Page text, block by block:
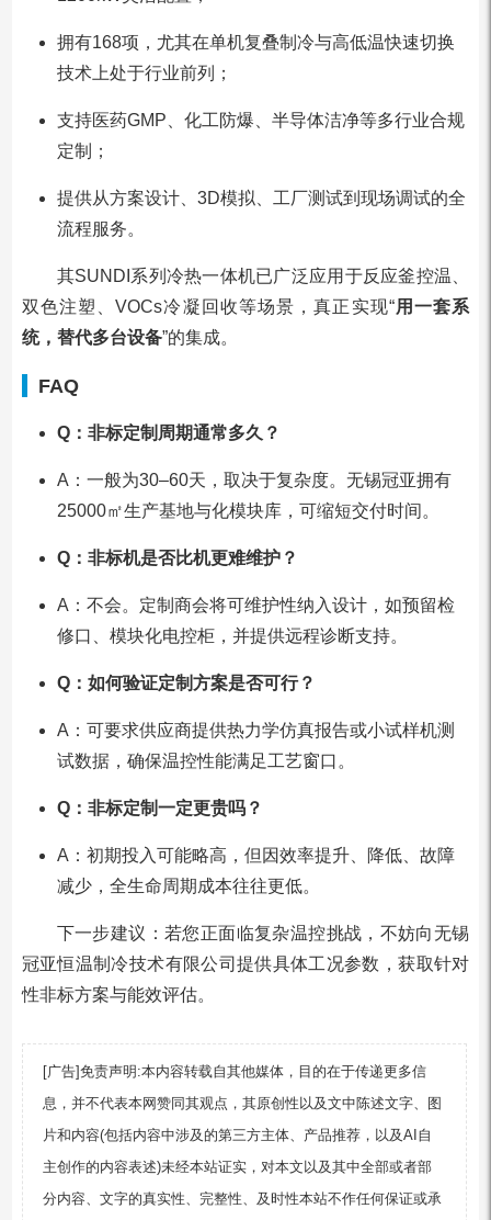
拥有168项，尤其在单机复叠制冷与高低温快速切换
技术上处于行业前列；
支持医药GMP、化工防爆、半导体洁净等多行业合规
定制；
提供从方案设计、3D模拟、工厂测试到现场调试的全
流程服务。
其SUNDI系列冷热一体机已广泛应用于反应釜控温、
双色注塑、VOCs冷凝回收等场景，真正实现“用一套系
统，替代多台设备”的集成。
FAQ
Q：非标定制周期通常多久？
A：一般为30–60天，取决于复杂度。无锡冠亚拥有
25000㎡生产基地与化模块库，可缩短交付时间。
Q：非标机是否比机更难维护？
A：不会。定制商会将可维护性纳入设计，如预留检
修口、模块化电控柜，并提供远程诊断支持。
Q：如何验证定制方案是否可行？
A：可要求供应商提供热力学仿真报告或小试样机测
试数据，确保温控性能满足工艺窗口。
Q：非标定制一定更贵吗？
A：初期投入可能略高，但因效率提升、降低、故障
减少，全生命周期成本往往更低。
下一步建议：若您正面临复杂温控挑战，不妨向无锡
冠亚恒温制冷技术有限公司提供具体工况参数，获取针对
性非标方案与能效评估。
[广告]免责声明:本内容转载自其他媒体，目的在于传递更多信
息，并不代表本网赞同其观点，其原创性以及文中陈述文字、图
片和内容(包括内容中涉及的第三方主体、产品推荐，以及AI自
主创作的内容表述)未经本站证实，对本文以及其中全部或者部
分内容、文字的真实性、完整性、及时性本站不作任何保证或承